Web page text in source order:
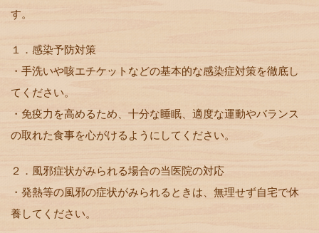
す。
１．感染予防対策
・手洗いや咳エチケットなどの基本的な感染症対策を徹底し
てください。
・免疫力を高めるため、十分な睡眠、適度な運動やバランス
の取れた食事を心がけるようにしてください。
２．風邪症状がみられる場合の当医院の対応
・発熱等の風邪の症状がみられるときは、無理せず自宅で休
養してください。